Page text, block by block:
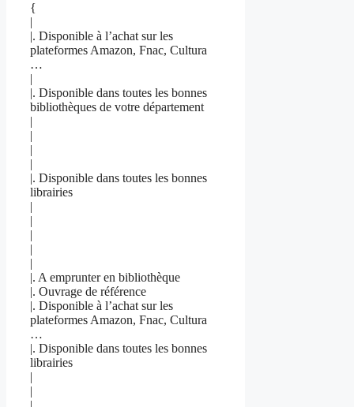
{
|
|. Disponible à l’achat sur les
plateformes Amazon, Fnac, Cultura
…
|
|. Disponible dans toutes les bonnes
bibliothèques de votre département
|
|
|
|
|. Disponible dans toutes les bonnes
librairies
|
|
|
|
|
|. A emprunter en bibliothèque
|. Ouvrage de référence
|. Disponible à l’achat sur les
plateformes Amazon, Fnac, Cultura
…
|. Disponible dans toutes les bonnes
librairies
|
|